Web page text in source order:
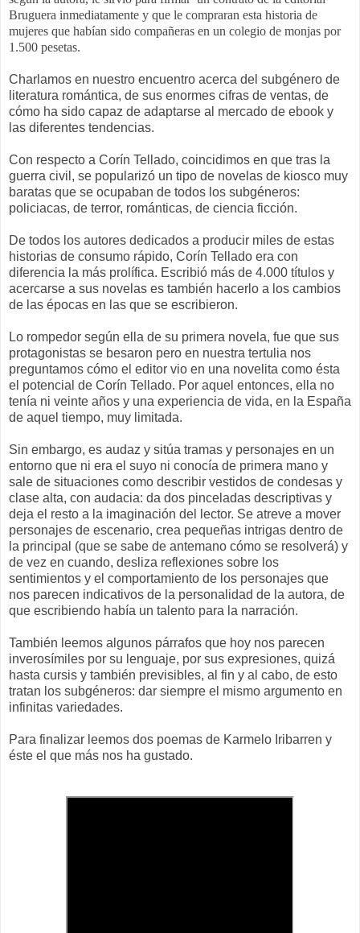
Bruguera inmediatamente y que le compraran esta historia de
mujeres que habían sido compañeras en un colegio de monjas por
1.500 pesetas.
Charlamos en nuestro encuentro acerca del subgénero de
literatura romántica, de sus enormes cifras de ventas, de
cómo ha sido capaz de adaptarse al mercado de ebook y
las diferentes tendencias.
Con respecto a Corín Tellado, coincidimos en que tras la
guerra civil, se popularizó un tipo de novelas de kiosco muy
baratas que se ocupaban de todos los subgéneros:
policiacas, de terror, románticas, de ciencia ficción.
De todos los autores dedicados a producir miles de estas
historias de consumo rápido, Corín Tellado era con
diferencia la más prolífica. Escribió más de 4.000 títulos y
acercarse a sus novelas es también hacerlo a los cambios
de las épocas en las que se escribieron.
Lo rompedor según ella de su primera novela, fue que sus
protagonistas se besaron pero en nuestra tertulia nos
preguntamos cómo el editor vio en una novelita como ésta
el potencial de Corín Tellado. Por aquel entonces, ella no
tenía ni veinte años y una experiencia de vida, en la España
de aquel tiempo, muy limitada.
Sin embargo, es audaz y sitúa tramas y personajes en un
entorno que ni era el suyo ni conocía de primera mano y
sale de situaciones como describir vestidos de condesas y
clase alta, con audacia: da dos pinceladas descriptivas y
deja el resto a la imaginación del lector. Se atreve a mover
personajes de escenario, crea pequeñas intrigas dentro de
la principal (que se sabe de antemano cómo se resolverá) y
de vez en cuando, desliza reflexiones sobre los
sentimientos y el comportamiento de los personajes que
nos parecen indicativos de la personalidad de la autora, de
que escribiendo había un talento para la narración.
También leemos algunos párrafos que hoy nos parecen
inverosímiles por su lenguaje, por sus expresiones, quizá
hasta cursis y también previsibles, al fin y al cabo, de esto
tratan los subgéneros: dar siempre el mismo argumento en
infinitas variedades.
Para finalizar leemos dos poemas de Karmelo Iribarren y
éste el que más nos ha gustado.